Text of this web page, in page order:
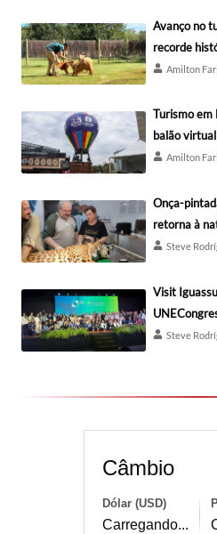
Avanço no
recorde
Amilton
Turismo em
balão virtual
Amilton
Onça-
retorna à
Steve
Visit
Steve
Câmbio
Dólar (USD)
Carregando...